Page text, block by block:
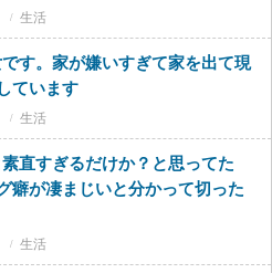
生活
す。家が嫌いすぎて家を出て現
ています
生活
直すぎるだけか？と思ってた
癖が凄まじいと分かって切った
生活